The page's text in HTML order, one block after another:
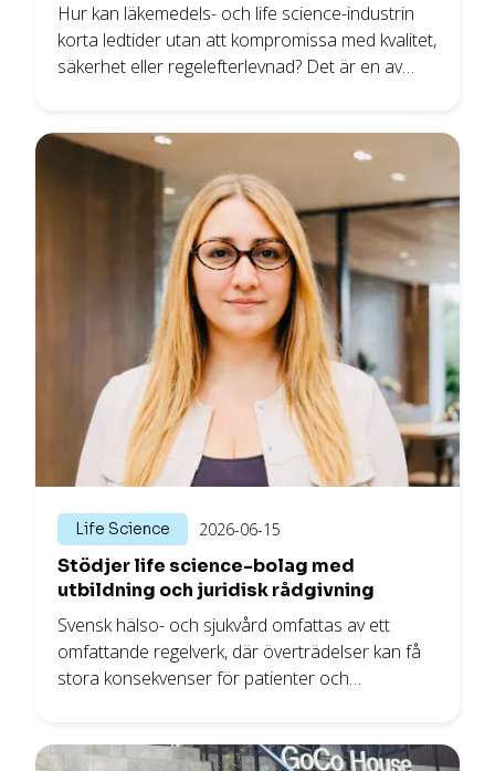
Hur kan läkemedels- och life science-industrin
korta ledtider utan att kompromissa med kvalitet,
säkerhet eller regelefterlevnad? Det är en av
den 22–23 september 2026.
Life Science 2026-06-15
Stödjer life science-bolag med
utbildning och juridisk rådgivning
Svensk hälso- och sjukvård omfattas av ett
omfattande regelverk, där överträdelser kan få
stora konsekvenser för patienter och
medicinsk rätt, hjälper vård- och